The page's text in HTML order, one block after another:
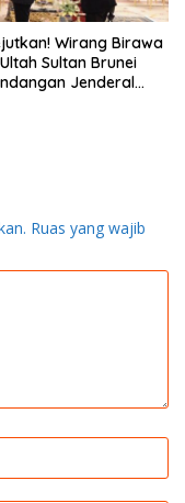
Wirang Birawa
Sultan Brunei
Jenderal
Ruas yang wajib